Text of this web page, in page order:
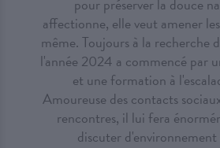
pour préserver la douce
affectionne, elle veut amener
même. Toujours à la recherche
l'année 2024 a commencé par
et une formation à
Amoureuse des contacts
rencontres, il lui fera
discuter d'environnement